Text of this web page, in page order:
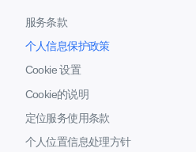
服务条款
个人信息保护政策
Cookie 设置
Cookie的说明
定位服务使用条款
个人位置信息处理方针